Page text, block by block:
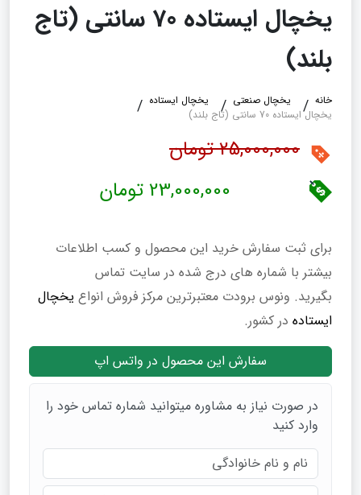
یخچال ایستاده 70 سانتی (تاج
بلند)
خانه یخچال صنعتی
یخچال ایستاده
یخچال ایستاده 70 سانتی (تاج بلند)
25,000,000 تومان
23,000,000 تومان
برای ثبت سفارش خرید این محصول و کسب اطلاعات
بیشتر با شماره های درج شده در سایت تماس
بگیرید. ونوس برودت معتبرترین مرکز فروش انواع یخچال
ایستاده در کشور.
سفارش این محصول در واتس اپ
در صورت نیاز به مشاوره میتوانید شماره تماس خود را
وارد کنید